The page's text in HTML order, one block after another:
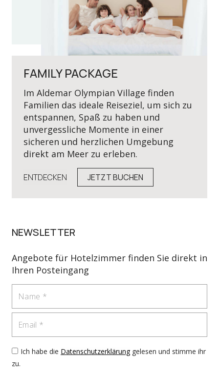
FAMILY PACKAGE
Im Aldemar Olympian Village finden
Familien das ideale Reiseziel, um sich zu
entspannen, Spaß zu haben und
unvergessliche Momente in einer
sicheren und herzlichen Umgebung
direkt am Meer zu erleben.
ENTDECKEN JETZT BUCHEN
NEWSLETTER
Angebote für Hotelzimmer finden Sie direkt in
Ihren Posteingang
Ich habe die Datenschutzerklärunggelesen und stimme ihr
zu.